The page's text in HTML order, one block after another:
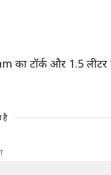
का टॉर्क और 1.5
है